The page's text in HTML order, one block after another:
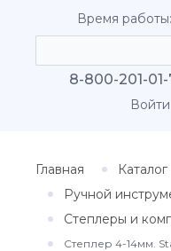
Время работы:
8-800-201-01-
Войти
Главная Каталог
Ручной
Степлеры и
Степлер 4-14мм.